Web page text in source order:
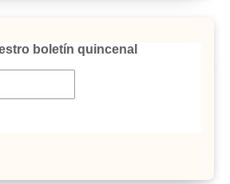
boletín quincenal